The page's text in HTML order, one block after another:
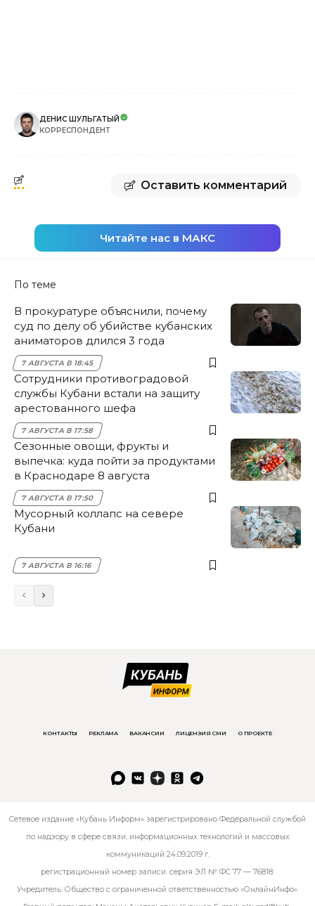
ДЕНИС ШУЛЬГАТЫЙ
КОРРЕСПОНДЕНТ
Оставить комментарий
Читайте нас в МАКС
По теме
В прокуратуре объяснили, почему
суд по делу об убийстве кубанских
аниматоров длился 3 года
7 АВГУСТА В 18:45
Сотрудники противоградовой
службы Кубани встали на защиту
арестованного шефа
7 АВГУСТА В 17:58
Сезонные овощи, фрукты и
выпечка: куда пойти за продуктами
в Краснодаре 8 августа
7 АВГУСТА В 17:50
Мусорный коллапс на севере
Кубани
7 АВГУСТА В 16:16
КОНТАКТЫ РЕКЛАМА ВАКАНСИИ ЛИЦЕНЗИЯ СМИ О ПРОЕКТЕ
Сетевое издание «Кубань Информ» зарегистрировано Федеральной службой
по надзору в сфере связи, информационных технологий и массовых
коммуникаций 24.09.2019 г.
регистрационный номер записи: серия ЭЛ № ФС 77 — 76818.
Учредитель: Общество с ограниченной ответственностью «ОнлайнИнфо».